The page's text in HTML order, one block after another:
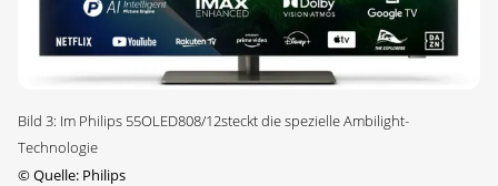
Bild 3: Im Philips 55OLED808/12steckt die spezielle Ambilight-
Technologie
©Quelle: Philips